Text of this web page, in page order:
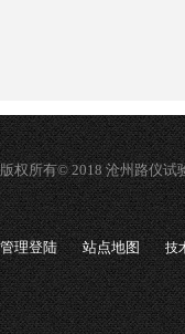
版权所有© 2018 沧州路仪试
管理登陆 站点地图 技